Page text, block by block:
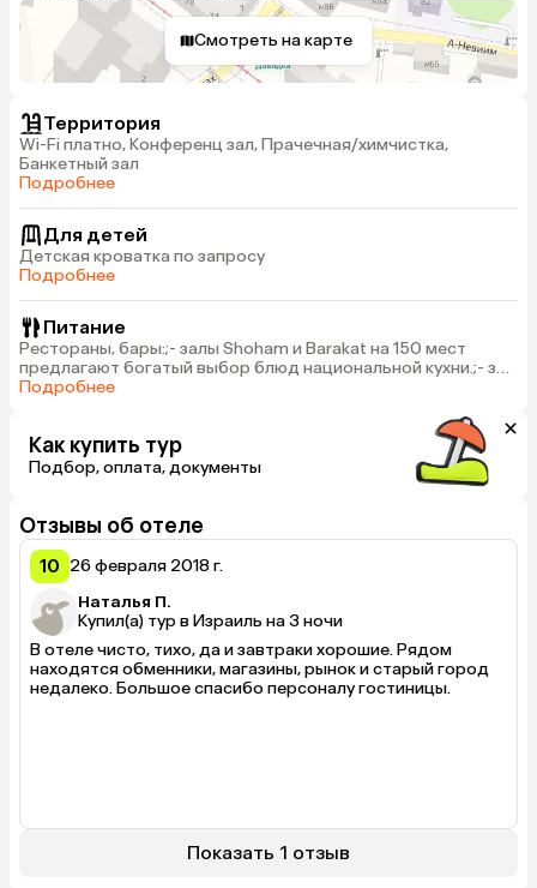
Смотреть на карте
Территория
Wi-Fi платно, Конференц зал, Прачечная/химчистка,
Банкетный зал
Подробнее
Для детей
Детская кроватка по запросу
Подробнее
Питание
Рестораны, бары:;- залы Shoham и Barakat на 150 мест
предлагают богатый выбор блюд национальной кухни.;- зал
Yahalom на 450 мест предлагает богатый выбор блюд
Подробнее
Как купить тур
Подбор, оплата, документы
Отзывы об отеле
10 26 февраля 2018 г.
Наталья П.
Купил(а) тур в Израиль на 3 ночи
В отеле чисто, тихо, да и завтраки хорошие. Рядом
находятся обменники, магазины, рынок и старый город
недалеко. Большое спасибо персоналу гостиницы.
Показать 1 отзыв